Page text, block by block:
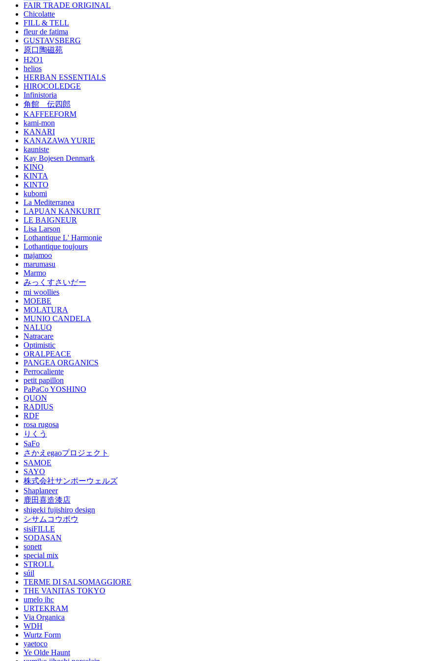
FAIR TRADE ORIGINAL
Chicolatte
FILL & TELL
fleur de fatima
GUSTAVSBERG
原口陶磁苑
H2O1
helios
HERBAN ESSENTIALS
HIROCOLEDGE
Infinistoria
角館 伝四郎
KAFFEEFORM
kami-mon
KANARI
KANAZAWA YURIE
kauniste
Kay Bojesen Denmark
KINO
KINTA
KINTO
kubomi
La Mediterranea
LAPUAN KANKURIT
LE BAIGNEUR
Lisa Larson
Lothantique L' Harmonie
Lothantique toujours
majamoo
marumasu
Marmo
みっくすさいだー
mi woollies
MOEBE
MOLATURA
MUNIO CANDELA
NALUQ
Natracare
Optimistic
ORALPEACE
PANGEA ORGANICS
Perrocaliente
petit papillon
PaPaCo YOSHINO
QUON
RADIUS
RDF
rosa rugosa
りくう
SaFo
さかえegaoプロジェクト
SAMOE
SAYO
株式会社サンポーウェルズ
Shaplaneer
鹿田喜造漆店
shigeki fujishiro design
シサムコウボウ
sisiFILLE
SODASAN
sonett
special mix
STROLL
súil
TERME DI SALSOMAGGIORE
THE VANITAS TOKYO
umelo ihc
URTEKRAM
Via Organica
WDH
Wurtz Form
yaetoco
Ye Olde Haunt